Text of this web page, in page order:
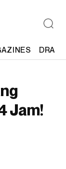
Jam!